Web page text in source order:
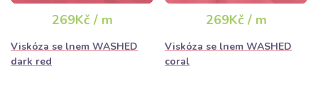
hodin
269Kč / m
Viskóza se lnem WASHED
dark red
269Kč / m
Viskóza se lnem WASHED
coral